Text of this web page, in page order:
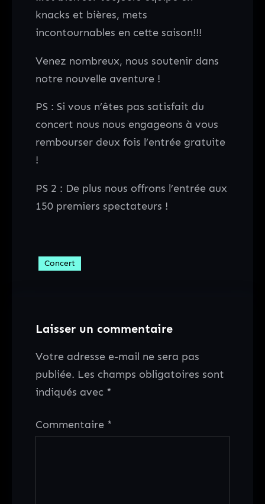
knacks et bières, mets
incontournables en cette saison!!!
Venez nombreux, nous soutenir dans
notre nouvelle aventure !
PS : Si vous n’êtes pas satisfait du
concert nous nous engageons à vous
rembourser deux fois l’entrée gratuite
!
PS 2 : De plus nous offrons l’entrée aux
150 premiers spectateurs !
Concert
Laisser un commentaire
Votre adresse e-mail ne sera pas
publiée. Les champs obligatoires sont
indiqués avec *
Commentaire *